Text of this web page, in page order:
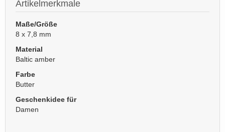
Artikelmerkmale
Maße/Größe
8 x 7,8 mm
Material
Baltic amber
Farbe
Butter
Geschenkidee für
Damen